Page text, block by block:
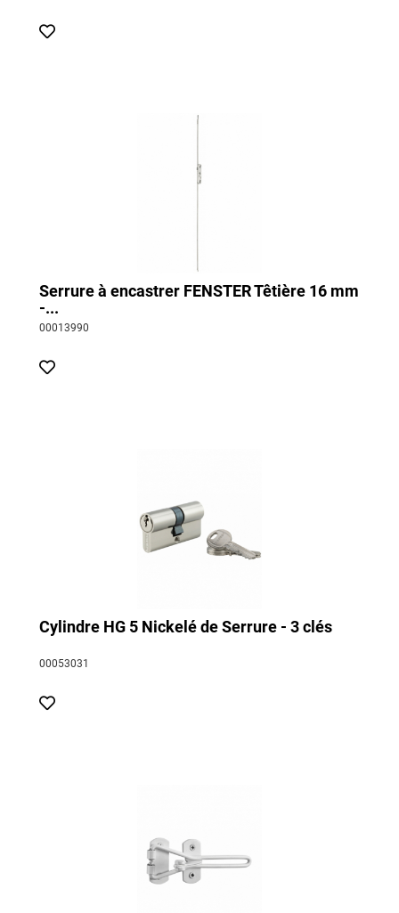
Serrure à encastrer FENSTER Têtière 16 mm
-...
00013990
Cylindre HG 5 Nickelé de Serrure - 3 clés
00053031